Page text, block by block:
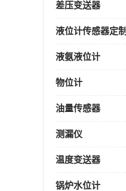
差压变送器
液位计传感器定制
液氨液位计
物位计
油量传感器
测漏仪
温度变送器
锅炉水位计